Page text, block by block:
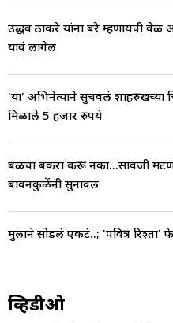
उद्धव ठाकरे यांना बरे म्हणायची वेळ
यावं लागेल
'या' अभिनेत्याने सुचवलं शाहरुखच्या
मिळाले 5 हजार रुपये
बळीचा बकरा करू नका...सावजी
बावनकुळेंनी सुनावलं
मुलाने सोडलं एकटं..; 'पवित्र रिश्ता'
व्हिडीओ